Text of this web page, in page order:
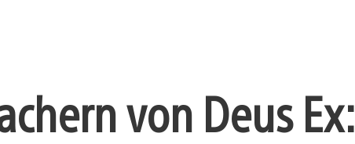
von Deus Ex: